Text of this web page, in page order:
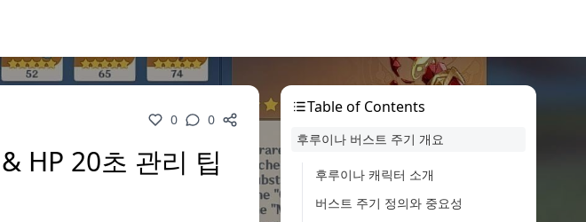
0 0
HP 20초 관리 팁
Table of Contents
후루이나 버스트 주기 개요
후루이나 캐릭터 소개
버스트 주기 정의와 중요성